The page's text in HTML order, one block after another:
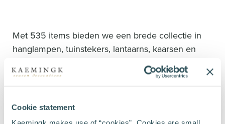
Cookie statement
Met 535 items bieden we een brede collectie in
hanglampen, tuinstekers, lantaarns, kaarsen en
decoratieve wandverlichting. Onze nieuwe solar
kaarsen maken het buiten extra sfeervol en onze
premium solar verlichting is niet alleen mooi maar
ook nog eens functioneel door een hogere